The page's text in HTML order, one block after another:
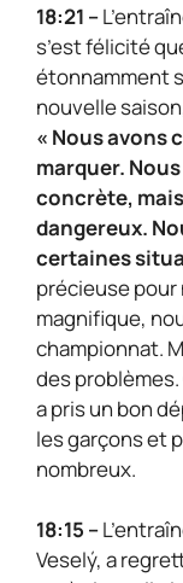
18:21 –
s’est félicité
étonnamment
nouvelle
« Nous avons
marquer.
concrète,
dangereux.
certaines
précieuse pour
magnifique,
championnat.
des problèmes.
a pris un bon
les garçons et
nombreux.
18:15 –
Veselý, a